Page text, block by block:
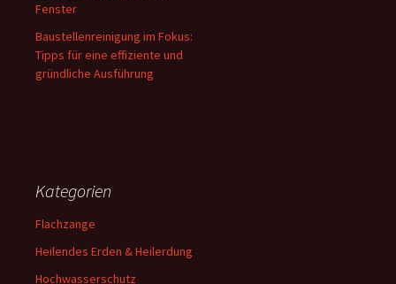
Fenster
Baustellenreinigung im Fokus:
Tipps für eine effiziente und
gründliche Ausführung
Kategorien
Flachzange
Heilendes Erden & Heilerdung
Hochwasserschutz